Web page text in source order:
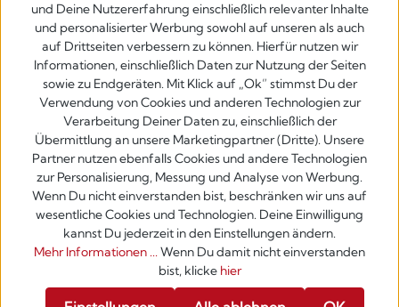
Werkzeugleiste anzeigen
und Deine Nutzererfahrung einschließlich relevanter Inhalte
und personalisierter Werbung sowohl auf unseren als auch
auf Drittseiten verbessern zu können. Hierfür nutzen wir
Informationen, einschließlich Daten zur Nutzung der Seiten
sowie zu Endgeräten. Mit Klick auf „Ok” stimmst Du der
Verwendung von Cookies und anderen Technologien zur
Verarbeitung Deiner Daten zu, einschließlich der
Übermittlung an unsere Marketingpartner (Dritte). Unsere
Partner nutzen ebenfalls Cookies und andere Technologien
zur Personalisierung, Messung und Analyse von Werbung.
Wenn Du nicht einverstanden bist, beschränken wir uns auf
wesentliche Cookies und Technologien. Deine Einwilligung
kannst Du jederzeit in den Einstellungen ändern.
Mehr Informationen ...Wenn Du damit nicht einverstanden
bist, klicke hier